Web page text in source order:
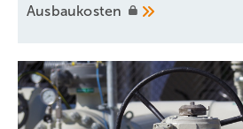
Ausbaukosten